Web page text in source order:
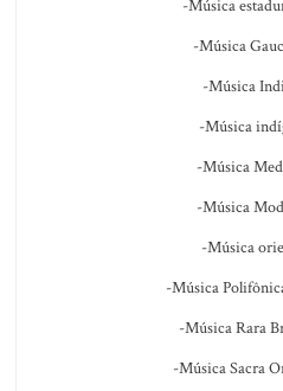
-Música
-Música
-Música
-Música
-Música
-Música
-Música
-Música
-Música Rara
-Música Sacra